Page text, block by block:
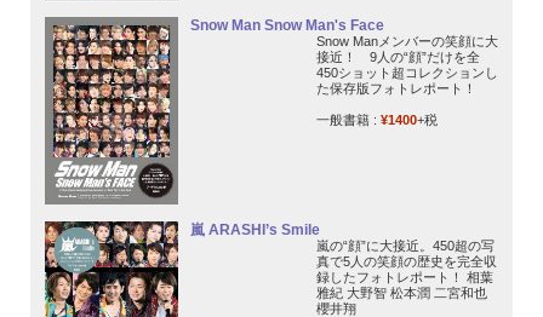
Snow Man Snow Man's Face
Snow Manメンバーの笑顔に大
接近！ 9人の“顔”だけを全
450ショット超コレクションし
た保存版フォトレポート！
一般書籍 : ¥1400+税
嵐 ARASHI’s Smile
嵐の“顔”に大接近。450超の写
真で5人の笑顔の歴史を完全収
録したフォトレポート！ 相葉
雅紀 大野智 松本潤 二宮和也
櫻井翔